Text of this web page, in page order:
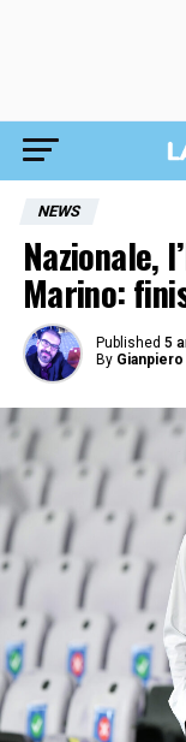
NEWS
Nazionale,
Marino:
Published 5
By Gianpiero